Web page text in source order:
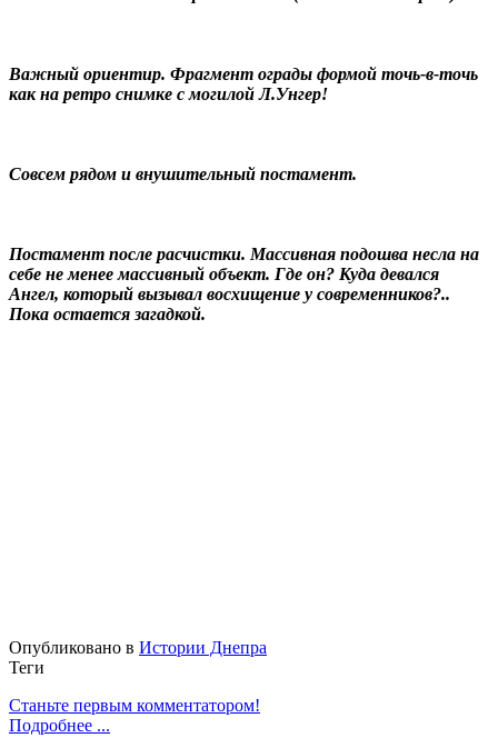
Важный ориентир. Фрагмент ограды формой точь-в-точь
как на ретро снимке с могилой Л.Унгер!
Совсем рядом и внушительный постамент.
Постамент после расчистки. Массивная подошва несла на
себе не менее массивный объект. Где он? Куда девался
Ангел, который вызывал восхищение у современников?..
Пока остается загадкой.
Опубликовано в Истории Днепра
Теги
Станьте первым комментатором!
Подробнее ...